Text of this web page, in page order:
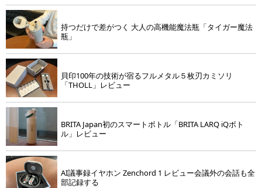
持つだけで差がつく 大人の高機能魔法瓶「タイガー魔法
瓶」
貝印100年の技術が宿るフルメタル５枚刃カミソリ
「THOLL」レビュー
BRITA Japan初のスマートボトル「BRITA LARQ iQボト
ル」レビュー
AI議事録イヤホン Zenchord 1 レビュー会議外の会話も全
部記録する